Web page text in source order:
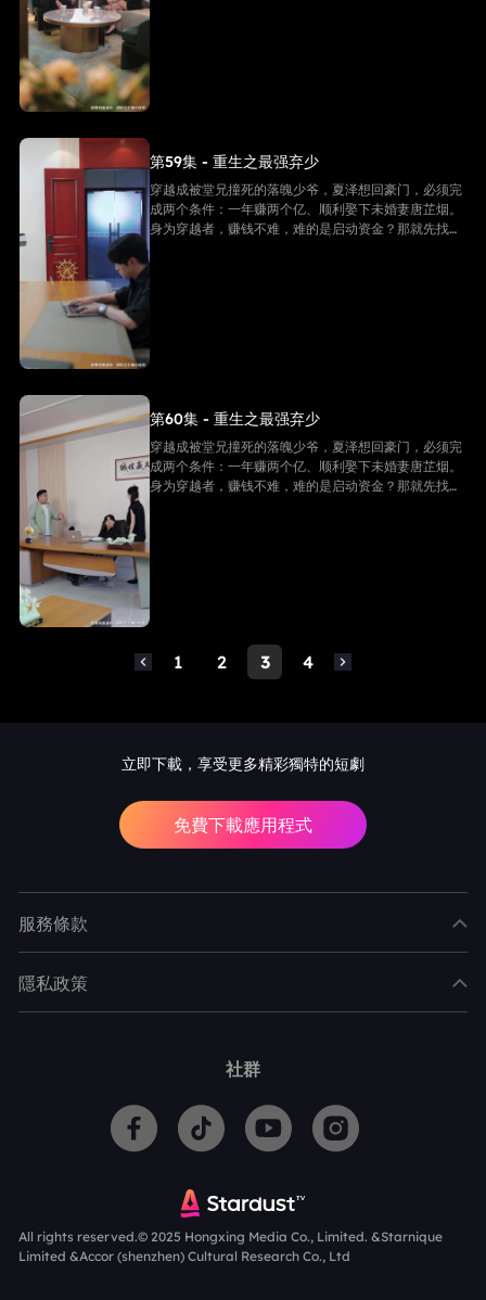
第59集 - 重生之最强弃少
穿越成被堂兄撞死的落魄少爷，夏泽想回豪门，必须完
成两个条件：一年赚两个亿、顺利娶下未婚妻唐芷烟。
身为穿越者，赚钱不难，难的是启动资金？那就先找未
第60集 - 重生之最强弃少
穿越成被堂兄撞死的落魄少爷，夏泽想回豪门，必须完
成两个条件：一年赚两个亿、顺利娶下未婚妻唐芷烟。
身为穿越者，赚钱不难，难的是启动资金？那就先找未
1 2 3 4
立即下載，享受更多精彩獨特的短劇
免費下載應用程式
服務條款
隱私政策
社群
All rights reserved.© 2025 Hongxing Media Co., Limited. &Starnique
Limited &Accor (shenzhen) Cultural Research Co., Ltd